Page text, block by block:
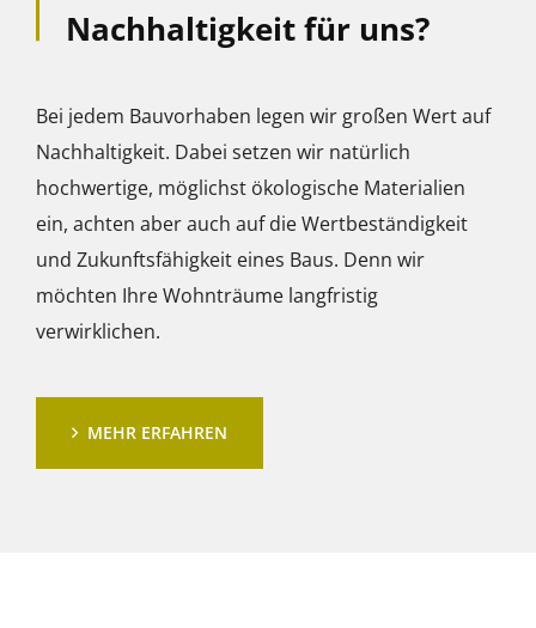
Nachhaltigkeit für uns?
Bei jedem Bauvorhaben legen wir großen Wert auf
Nachhaltigkeit. Dabei setzen wir natürlich
hochwertige, möglichst ökologische Materialien
ein, achten aber auch auf die Wertbeständigkeit
und Zukunftsfähigkeit eines Baus. Denn wir
möchten Ihre Wohnträume langfristig
verwirklichen.
MEHR ERFAHREN